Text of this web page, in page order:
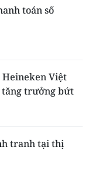
toán số
Heineken Việt
trưởng bứt
tranh tại thị